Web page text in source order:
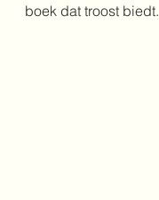
boek dat troost biedt.